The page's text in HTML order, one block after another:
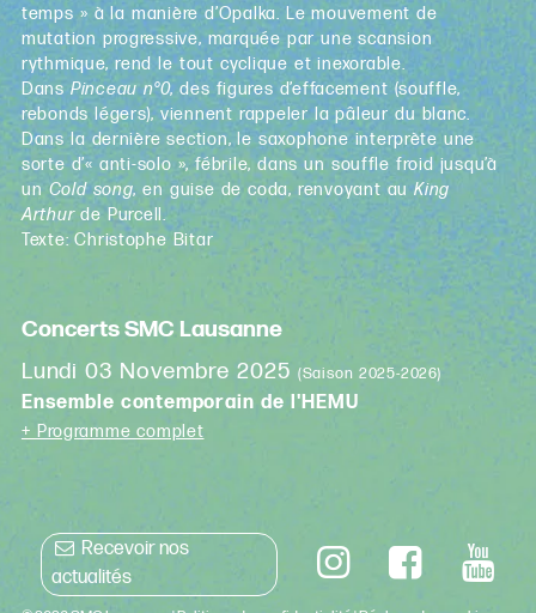
temps » à la manière d’Opalka. Le mouvement de
mutation progressive, marquée par une scansion
rythmique, rend le tout cyclique et inexorable.
Dans Pinceau n°0, des figures d’effacement (souffle,
rebonds légers), viennent rappeler la pâleur du blanc.
Dans la dernière section, le saxophone interprète une
sorte d’« anti-solo », fébrile, dans un souffle froid jusqu’à
un Cold song, en guise de coda, renvoyant auKing
Arthurde Purcell.
Texte: Christophe Bitar
Concerts SMC Lausanne
Lundi 03 Novembre 2025 (Saison 2025-2026)
Ensemble contemporain de l'HEMU
+ Programme complet
Recevoir nos
actualités